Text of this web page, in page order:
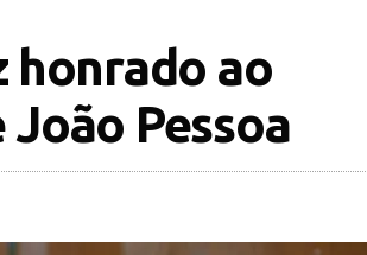
honrado ao
Pessoa